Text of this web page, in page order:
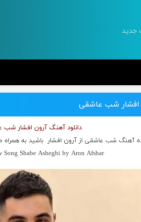
جدید
افشار شب عاشقی
دانلود آهنگ آرون افشار شب
آهنگ شب عاشقی از آرون افشار باشید به
Song Shabe Asheghi by Aron Afshar